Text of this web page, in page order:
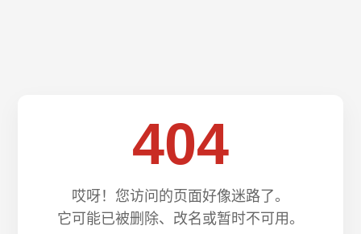
404
哎呀！您访问的页面好像迷路了。
它可能已被删除、改名或暂时不可用。